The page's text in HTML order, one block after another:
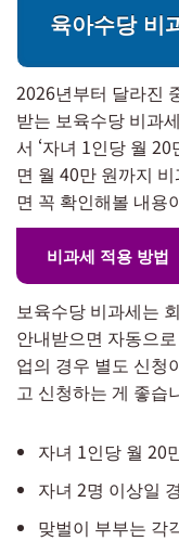
육아수당 비
2026년부터 달라진
받는 보육수당 비과
서 ‘자녀 1인당 월
면 월 40만 원까지
면 꼭 확인해볼 내용
비과세 적용 방법
보육수당 비과세는
안내받으면 자동으
업의 경우 별도 신청
고 신청하는 게 좋습
자녀 1인당 월 20
자녀 2명 이상일
맞벌이 부부는 각